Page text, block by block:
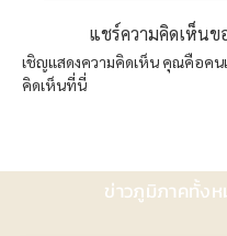
แชร์ความคิดเห็นข
เชิญแสดงความคิดเห็น คุณคือคน
คิดเห็นที่นี่
ข่าวภูมิภาคทั้ง